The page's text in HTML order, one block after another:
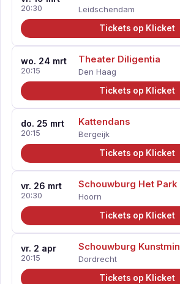
20:30
Leidschendam
Tickets op Klicket
wo. 24 mrt
20:15
Theater Diligentia
Den Haag
Tickets op Klicket
do. 25 mrt
20:15
Kattendans
Bergeijk
Tickets op Klicket
vr. 26 mrt
20:30
Schouwburg Het Park
Hoorn
Tickets op Klicket
vr. 2 apr
20:15
Schouwburg Kunstmin
Dordrecht
Tickets op Klicket